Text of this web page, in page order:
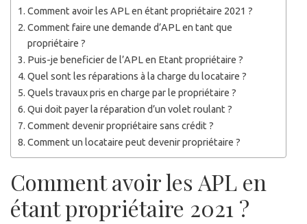
Comment avoir les APL en étant propriétaire 2021 ?
Comment faire une demande d’APL en tant que
propriétaire ?
Puis-je beneficier de l’APL en Etant propriétaire ?
Quel sont les réparations à la charge du locataire ?
Quels travaux pris en charge par le propriétaire ?
Qui doit payer la réparation d’un volet roulant ?
Comment devenir propriétaire sans crédit ?
Comment un locataire peut devenir propriétaire ?
Comment avoir les APL en
étant propriétaire 2021 ?